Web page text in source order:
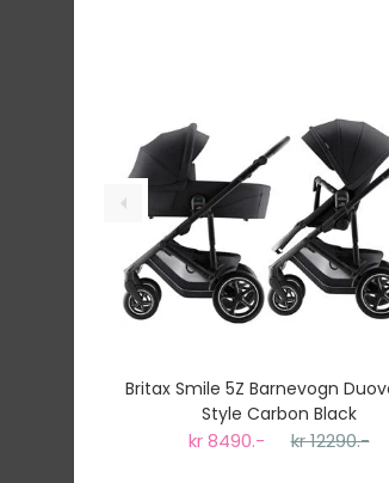
Britax Smile 5Z Barnevogn
Style Carbon Black
kr 8490.- kr 12290.-